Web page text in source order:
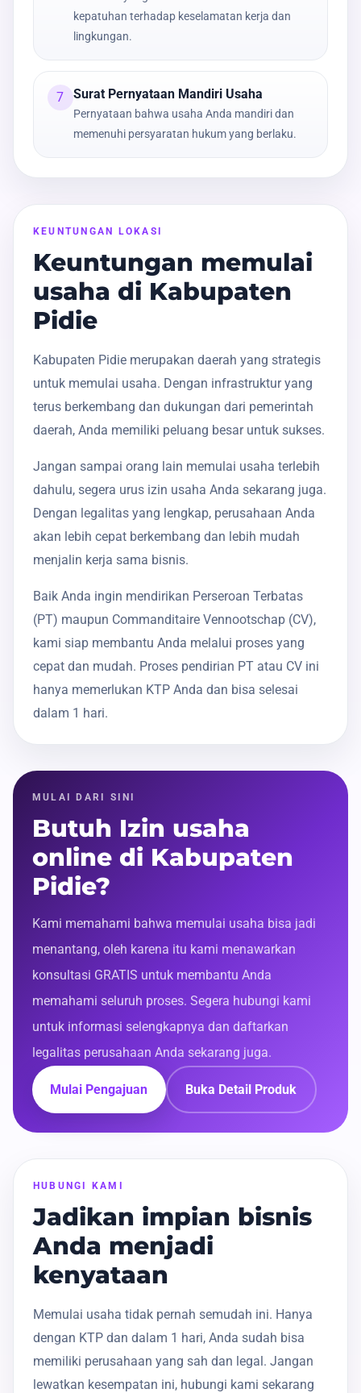
kepatuhan terhadap keselamatan kerja dan
lingkungan.
7 Surat Pernyataan Mandiri Usaha
Pernyataan bahwa usaha Anda mandiri dan
memenuhi persyaratan hukum yang berlaku.
KEUNTUNGAN LOKASI
Keuntungan memulai
usaha di Kabupaten
Pidie
Kabupaten Pidie merupakan daerah yang strategis
untuk memulai usaha. Dengan infrastruktur yang
terus berkembang dan dukungan dari pemerintah
daerah, Anda memiliki peluang besar untuk sukses.
Jangan sampai orang lain memulai usaha terlebih
dahulu, segera urus izin usaha Anda sekarang juga.
Dengan legalitas yang lengkap, perusahaan Anda
akan lebih cepat berkembang dan lebih mudah
menjalin kerja sama bisnis.
Baik Anda ingin mendirikan Perseroan Terbatas
(PT) maupun Commanditaire Vennootschap (CV),
kami siap membantu Anda melalui proses yang
cepat dan mudah. Proses pendirian PT atau CV ini
hanya memerlukan KTP Anda dan bisa selesai
dalam 1 hari.
MULAI DARI SINI
Butuh Izin usaha
online di Kabupaten
Pidie?
Kami memahami bahwa memulai usaha bisa jadi
menantang, oleh karena itu kami menawarkan
konsultasi GRATIS untuk membantu Anda
memahami seluruh proses. Segera hubungi kami
untuk informasi selengkapnya dan daftarkan
legalitas perusahaan Anda sekarang juga.
Mulai Pengajuan Buka Detail Produk
HUBUNGI KAMI
Jadikan impian bisnis
Anda menjadi
kenyataan
Memulai usaha tidak pernah semudah ini. Hanya
dengan KTP dan dalam 1 hari, Anda sudah bisa
memiliki perusahaan yang sah dan legal. Jangan
lewatkan kesempatan ini, hubungi kami sekarang